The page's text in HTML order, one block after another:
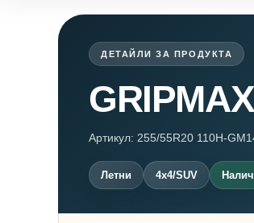
ДЕТАЙЛИ ЗА ПРОДУКТА
Артикул: 255/55R20 110H-
Летни 4x4/SUV